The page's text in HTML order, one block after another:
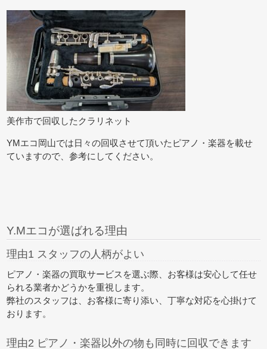
美作市で回収したクラリネット
YMエコ岡山では日々の回収させて頂いたピアノ・楽器を載せ
ていますので、参考にしてください。
Y.Mエコが選ばれる理由
理由1 スタッフの人柄がよい
ピアノ・楽器の買取サービスを選ぶ際、お客様は安心して任せ
られる業者かどうかを重視します。
弊社のスタッフは、お客様に寄り添い、丁寧な対応を心掛けて
おります。
理由2 ピアノ・楽器以外の物も同時に回収できます